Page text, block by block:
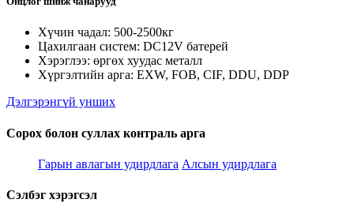
Хүчин чадал: 500-2500кг
Цахилгаан систем: DC12V батерей
Хэрэглээ: өргөх хуудас металл
Хүргэлтийн арга: EXW, FOB, CIF, DDU, DDP
Дэлгэрэнгүй унших
Сорох болон суллах контраль арга
Гарын авлагын удирдлага Алсын удирдлага
Сэлбэг хэрэгсэл